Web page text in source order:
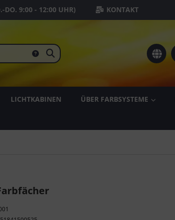
DO. 9:00 - 12:00 UHR) KONTAKT
LICHTKABINEN
ÜBER FARBSYSTEME